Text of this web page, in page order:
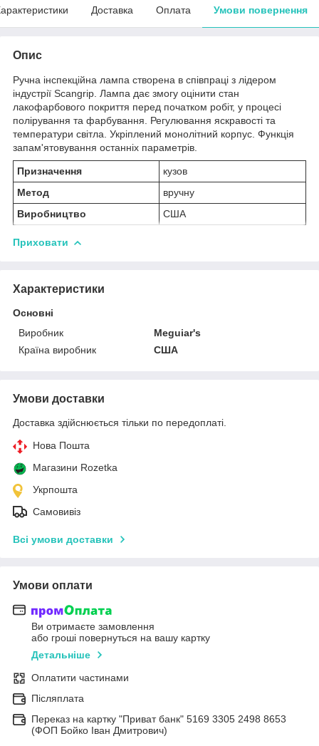
Доставка Оплата Умови повернення
Опис
Ручна інспекційна лампа створена в співпраці з лідером
індустрії Scangrip. Лампа дає змогу оцінити стан
лакофарбового покриття перед початком робіт, у процесі
полірування та фарбування. Регулювання яскравості та
температури світла. Укріплений монолітний корпус. Функція
запам'ятовування останніх параметрів.
Призначення
кузов
Метод
вручну
Виробництво
США
Приховати
Характеристики
Основні
Виробник
Meguiar's
Країна виробник
США
Умови доставки
Доставка здійснюється тільки по передоплаті.
Нова Пошта
Магазини Rozetka
Укрпошта
Самовивіз
Всі умови доставки
Умови оплати
Ви отримаєте замовлення
або гроші повернуться на вашу картку
Детальніше
Оплатити частинами
Післяплата
Переказ на картку "Приват банк" 5169 3305 2498 8653
(ФОП Бойко Іван Дмитрович)